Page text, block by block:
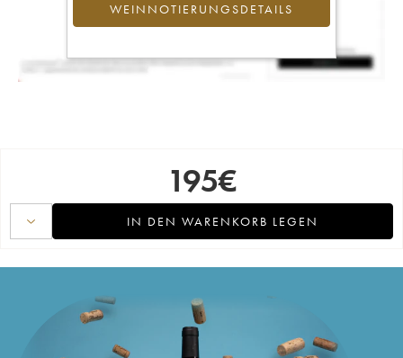
WEINNOTIERUNGSDETAILS
195€
IN DEN WARENKORB LEGEN